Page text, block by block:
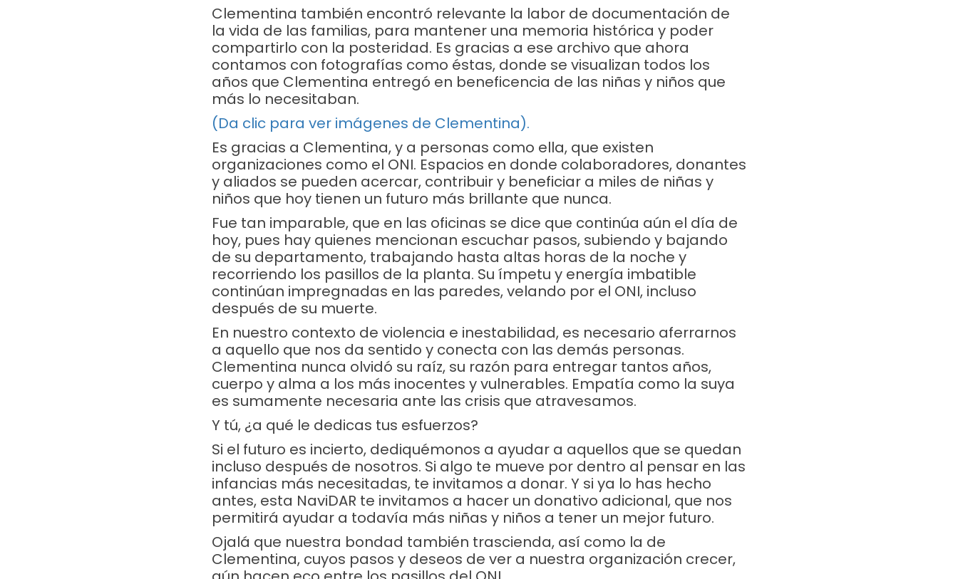
Clementina también encontró relevante la labor de documentación de
la vida de las familias, para mantener una memoria histórica y poder
compartirlo con la posteridad. Es gracias a ese archivo que ahora
contamos con fotografías como éstas, donde se visualizan todos los
años que Clementina entregó en beneficencia de las niñas y niños que
más lo necesitaban.
(Da clic para ver imágenes de Clementina).
Es gracias a Clementina, y a personas como ella, que existen
organizaciones como el ONI. Espacios en donde colaboradores, donantes
y aliados se pueden acercar, contribuir y beneficiar a miles de niñas y
niños que hoy tienen un futuro más brillante que nunca.
Fue tan imparable, que en las oficinas se dice que continúa aún el día de
hoy, pues hay quienes mencionan escuchar pasos, subiendo y bajando
de su departamento, trabajando hasta altas horas de la noche y
recorriendo los pasillos de la planta. Su ímpetu y energía imbatible
continúan impregnadas en las paredes, velando por el ONI, incluso
después de su muerte.
En nuestro contexto de violencia e inestabilidad, es necesario aferrarnos
a aquello que nos da sentido y conecta con las demás personas.
Clementina nunca olvidó su raíz, su razón para entregar tantos años,
cuerpo y alma a los más inocentes y vulnerables. Empatía como la suya
es sumamente necesaria ante las crisis que atravesamos.
Y tú, ¿a qué le dedicas tus esfuerzos?
Si el futuro es incierto, dediquémonos a ayudar a aquellos que se quedan
incluso después de nosotros. Si algo te mueve por dentro al pensar en las
infancias más necesitadas, te invitamos a donar. Y si ya lo has hecho
antes, esta NaviDAR te invitamos a hacer un donativo adicional, que nos
permitirá ayudar a todavía más niñas y niños a tener un mejor futuro.
Ojalá que nuestra bondad también trascienda, así como la de
Clementina, cuyos pasos y deseos de ver a nuestra organización crecer,